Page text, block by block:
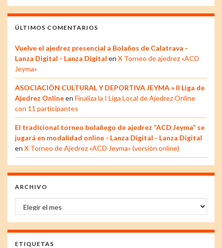
ÚLTIMOS COMENTARIOS
Vuelve el ajedrez presencial a Bolaños de Calatrava -
Lanza Digital - Lanza Digital en X Torneo de ajedrez «ACD
Jeyma»
ASOCIACIÓN CULTURAL Y DEPORTIVA JEYMA » II Liga de
Ajedrez Onlineen Finaliza la I Liga Local de Ajedrez Online
con 11 participantes
El tradicional torneo bolañego de ajedrez “ACD Jeyma” se
jugará en modalidad online - Lanza Digital - Lanza Digital
en X Torneo de Ajedrez «ACD Jeyma» (versión online)
ARCHIVO
Archivo
ETIQUETAS